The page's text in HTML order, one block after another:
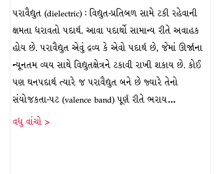
પરાવૈદ્યુત (dielectric) : વિદ્યુત-પ્રતિબળ સામે ટકી રહેવાની
ક્ષમતા ધરાવતો પદાર્થ. આવા પદાર્થો સામાન્ય રીતે અવાહક
હોય છે. પરાવૈદ્યુત એવું દ્રવ્ય કે એવો પદાર્થ છે, જેમાં ઊર્જાના
ન્યૂનતમ વ્યય સાથે વિદ્યુતક્ષેત્રને ટકાવી રાખી શકાય છે. કોઈ
પણ ઘનપદાર્થ ત્યારે જ પરાવૈદ્યુત બને છે જ્યારે તેનો
સંયોજકતા-પટ (valence band) પૂર્ણ રીતે ભરાય…
વધુ વાંચો >